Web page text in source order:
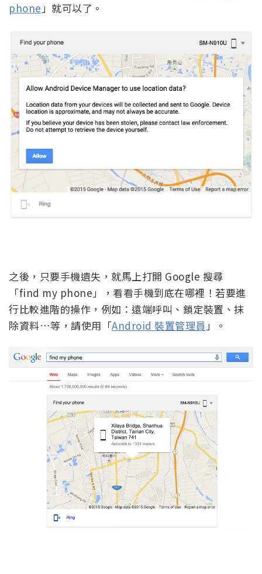
phone」就可以了。
之後，只要手機遺失，就馬上打開 Google 搜尋
「find my phone」，看看手機到底在哪裡！若要進
行比較進階的操作，例如：遠端呼叫、鎖定裝置、抹
除資料…等，請使用「Android 裝置管理員」。